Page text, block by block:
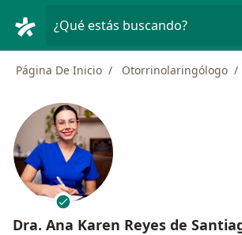
¿Qué estás buscando?
Página De Inicio Otorrinolaringólogo
Dra. Ana Karen Reyes de